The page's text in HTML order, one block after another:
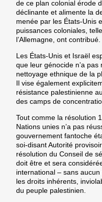
de ce plan colonial érode
déclinante et alimente la
menée par les États-Unis
puissances coloniales,
l’Allemagne, ont contribué.
Les États-Unis et Israël
que leur génocide n’a
nettoyage ethnique de la
Il vise également
résistance palestinienne
des camps de
Tout comme la résolution
Nations unies n’a pas
gouvernement fantoche
soi-disant Autorité
résolution du Conseil de
doit être et sera
international – sans
les droits inhérents,
du peuple palestinien.